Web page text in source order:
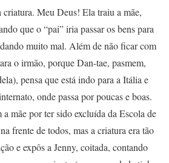
criatura. Meu Deus! Ela traiu a mãe,
que o “pai” iria passar os bens para
muito mal. Além de não ficar com
o irmão, porque Dan-tae, pasmem,
pensa que está indo para a Itália e
onde passa por poucas e boas.
mãe por ter sido excluída da Escola de
frente de todos, mas a criatura era tão
e expôs a Jenny, coitada, contando